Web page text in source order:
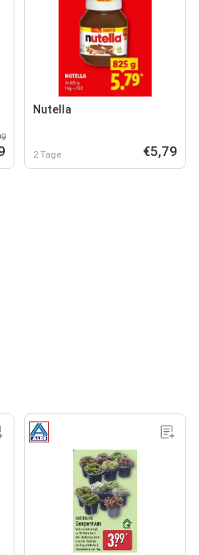
Nutella
2 Tage €5,79